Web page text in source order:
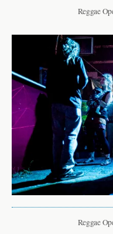
Reggae
Reggae